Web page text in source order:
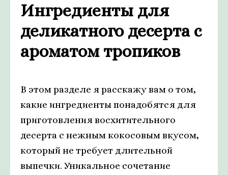
Ингредиенты для
деликатного десерта с
ароматом тропиков
В этом разделе я расскажу вам о том,
какие ингредиенты понадобятся для
приготовления восхитительного
десерта с нежным кокосовым вкусом,
который не требует длительной
выпечки. Уникальное сочетание